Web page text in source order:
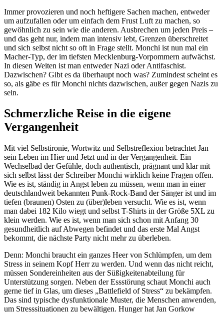
Immer provozieren und noch heftigere Sachen machen, entweder
um aufzufallen oder um einfach dem Frust Luft zu machen, so
gewöhnlich zu sein wie die anderen. Ausbrechen um jeden Preis –
und das geht nur, indem man intensiv lebt, Grenzen überschreitet
und sich selbst nicht so oft in Frage stellt. Monchi ist nun mal ein
Macher-Typ, der im tiefsten Mecklenburg-Vorpommern aufwächst.
In diesen Weiten ist man entweder Nazi oder Antifaschist.
Dazwischen? Gibt es da überhaupt noch was? Zumindest scheint es
so, als gäbe es für Monchi nichts dazwischen, außer gegen Nazis zu
sein.
Schmerzliche Reise in die eigene
Vergangenheit
Mit viel Selbstironie, Wortwitz und Selbstreflexion betrachtet Jan
sein Leben im Hier und Jetzt und in der Vergangenheit. Ein
Wechselbad der Gefühle, doch authentisch, prägnant und klar mit
sich selbst lässt der Schreiber Monchi wirklich keine Fragen offen.
Wie es ist, ständig in Angst leben zu müssen, wenn man in einer
deutschlandweit bekannten Punk-Rock-Band der Sänger ist und im
tiefen (braunen) Osten zu (über)leben versucht. Wie es ist, wenn
man dabei 182 Kilo wiegt und selbst T-Shirts in der Größe 5XL zu
klein werden. Wie es ist, wenn man sich schon mit Anfang 30
gesundheitlich auf Abwegen befindet und das erste Mal Angst
bekommt, die nächste Party nicht mehr zu überleben.
Denn: Monchi braucht ein ganzes Heer von Schlümpfen, um dem
Stress in seinem Kopf Herr zu werden. Und wenn das nicht reicht,
müssen Sondereinheiten aus der Süßigkeitenabteilung für
Unterstützung sorgen. Neben der Essstörung schaut Monchi auch
gerne tief in Glas, um dieses „Battlefield of Stress“ zu bekämpfen.
Das sind typische dysfunktionale Muster, die Menschen anwenden,
um Stresssituationen zu bewältigen. Hunger hat Jan Gorkow